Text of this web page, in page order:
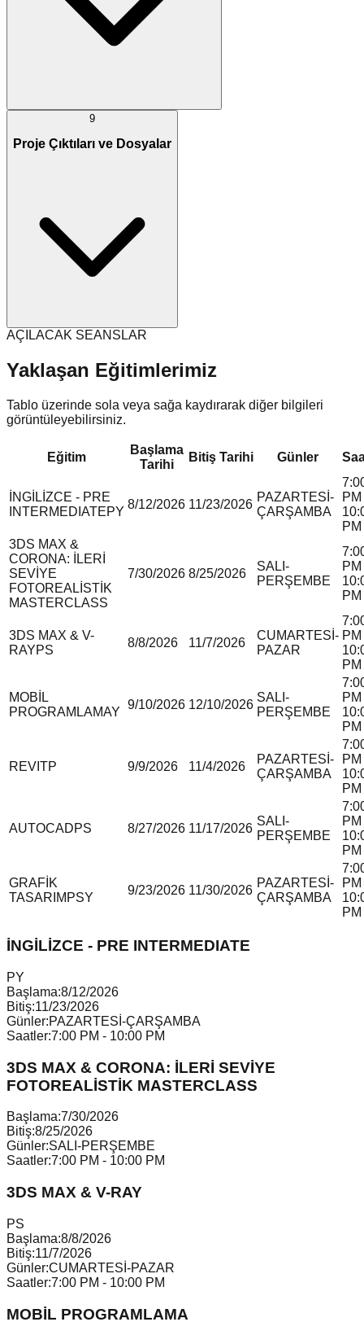
9
Proje Çıktıları ve Dosyalar
AÇILACAK SEANSLAR
Yaklaşan Eğitimlerimiz
Tablo üzerinde sola veya sağa kaydırarak diğer bilgileri
görüntüleyebilirsiniz.
Eğitim
Başlama
Tarihi
Bitiş Tarihi Günler
İNGİLİZCE - PRE
INTERMEDIATEPY
8/12/2026 11/23/2026
PAZARTESİ-
ÇARŞAMBA
PM
PM
3DS MAX &
CORONA: İLERİ
SEVİYE
FOTOREALİSTİK
MASTERCLASS
7/30/2026 8/25/2026
SALI-
PERŞEMBE
PM
PM
3DS MAX & V-
RAYPS
8/8/2026 11/7/2026
CUMARTESİ-
PAZAR
PM
PM
MOBİL
PROGRAMLAMAY
9/10/2026 12/10/2026
SALI-
PERŞEMBE
PM
PM
REVITP 9/9/2026 11/4/2026
PAZARTESİ-
ÇARŞAMBA
PM
PM
AUTOCADPS 8/27/2026 11/17/2026
SALI-
PERŞEMBE
PM
PM
GRAFİK
TASARIM PSY
9/23/2026 11/30/2026
PAZARTESİ-
ÇARŞAMBA
PM
PM
İNGİLİZCE - PRE INTERMEDIATE
PY
Başlama:8/12/2026
Bitiş:11/23/2026
Günler:PAZARTESİ-ÇARŞAMBA
Saatler:7:00 PM - 10:00 PM
3DS MAX & CORONA: İLERİ SEVİYE
FOTOREALİSTİK MASTERCLASS
Başlama:7/30/2026
Bitiş:8/25/2026
Günler:SALI-PERŞEMBE
Saatler:7:00 PM - 10:00 PM
3DS MAX & V-RAY
PS
Başlama:8/8/2026
Bitiş:11/7/2026
Günler:CUMARTESİ-PAZAR
Saatler:7:00 PM - 10:00 PM
MOBİL PROGRAMLAMA